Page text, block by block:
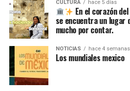
CULTURA hace 5 días
En el corazón
se encuentra un lugar
mucho por contar.
NOTICIAS hace 4 semanas
Los mundiales mexico